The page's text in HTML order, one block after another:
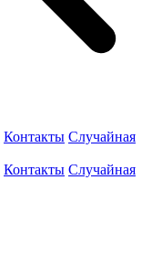
Контакты Случайная
Контакты Случайная